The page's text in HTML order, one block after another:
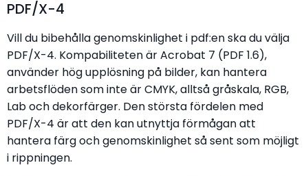
PDF/X-4
Vill du bibehålla genomskinlighet i pdf:en ska du välja
PDF/X-4. Kompabiliteten är Acrobat 7 (PDF 1.6),
använder hög upplösning på bilder, kan hantera
arbetsflöden som inte är CMYK, alltså gråskala, RGB,
Lab och dekorfärger. Den största fördelen med
PDF/X-4 är att den kan utnyttja förmågan att
hantera färg och genomskinlighet så sent som möjligt
i rippningen.